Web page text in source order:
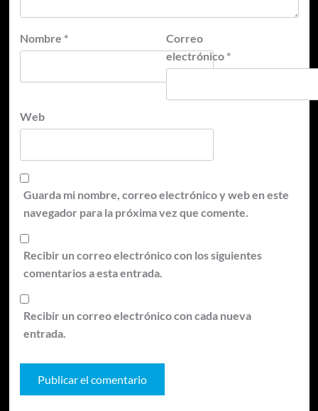
Nombre *
Correo
electrónico *
Web
Guarda mi nombre, correo electrónico y web en este
navegador para la próxima vez que comente.
Recibir un correo electrónico con los siguientes
comentarios a esta entrada.
Recibir un correo electrónico con cada nueva
entrada.